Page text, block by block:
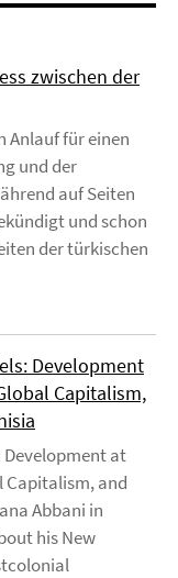
zwischen der
Anlauf für einen
und der
auf Seiten
und schon
der türkischen
Development
Capitalism,
Development at
Capitalism, and
Abbani in
his New